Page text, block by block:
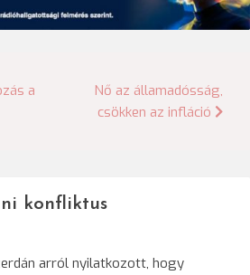
a
Nő az államadósság,
csökken az infláció
konfliktus
arról nyilatkozott, hogy